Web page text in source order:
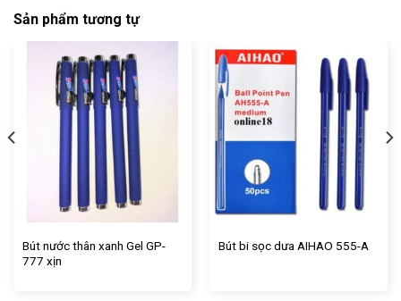
Sản phẩm tương tự
Bút nước thân xanh Gel GP-
777 xịn
Bút bi sọc dưa AIHAO 555-A